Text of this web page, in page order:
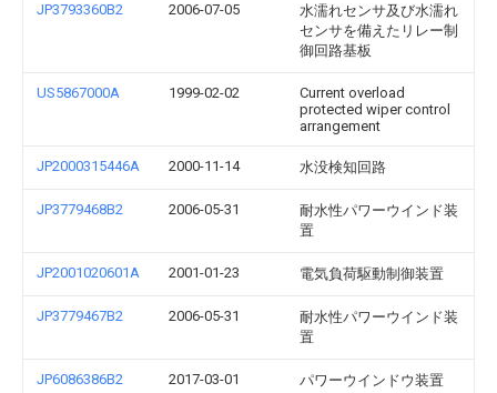
JP3793360B2 2006-07-05
水濡れセンサ及び水濡れ
センサを備えたリレー制
御回路基板
US5867000A 1999-02-02
Current overload
protected wiper control
arrangement
JP2000315446A 2000-11-14 水没検知回路
JP3779468B2 2006-05-31
耐水性パワーウインド装
置
JP2001020601A 2001-01-23 電気負荷駆動制御装置
JP3779467B2 2006-05-31
耐水性パワーウインド装
置
JP6086386B2 2017-03-01 パワーウインドウ装置